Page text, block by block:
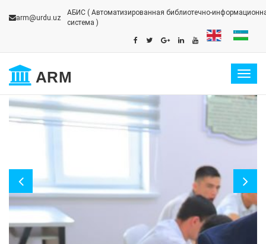
arm@urdu.uz
АБИС ( Автоматизированная библиотечно-
система )
ARM